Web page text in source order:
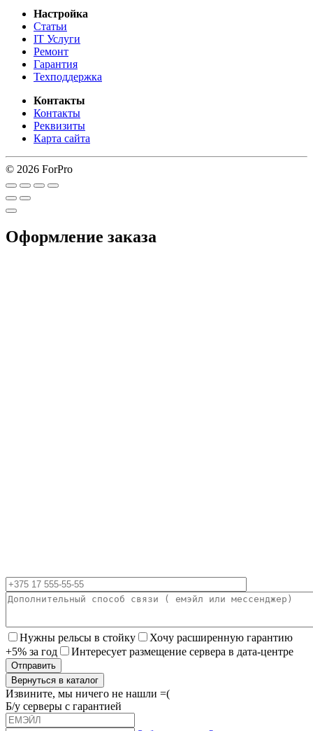
Настройка
Статьи
IT Услуги
Ремонт
Гарантия
Техподдержка
Контакты
Контакты
Реквизиты
Карта сайта
© 2026 ForPro
Оформление заказа
Нужны рельсы в стойку
Хочу расширенную гарантию
+5% за год
Интересует размещение сервера в дата-центре
Вернуться в каталог
Извините, мы ничего не нашли =(
Б/у серверы с гарантией